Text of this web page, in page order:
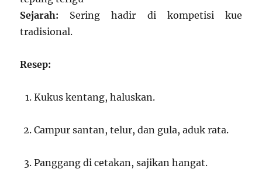
Sejarah: Sering hadir di kompetisi kue
tradisional.
Resep:
Kukus kentang, haluskan.
Campur santan, telur, dan gula, aduk rata.
Panggang di cetakan, sajikan hangat.